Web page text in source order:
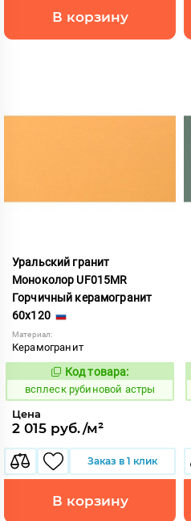
В корзину
Уральский гранит
Моноколор UF015MR
Горчичный керамогранит
60x120
Материал:
Керамогранит
244331
Код товара:
всплеск рубиновой астры
Цена
2 015 руб./м²
Заказ в 1 клик
В корзину